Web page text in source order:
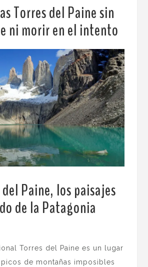
Torres del Paine sin
ni morir en el intento
Paine, los paisajes
de la Patagonia
Torres del Paine es un lugar
de montañas imposibles